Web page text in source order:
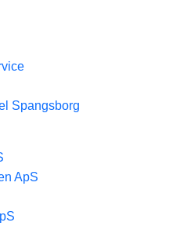
Spangsborg
ApS